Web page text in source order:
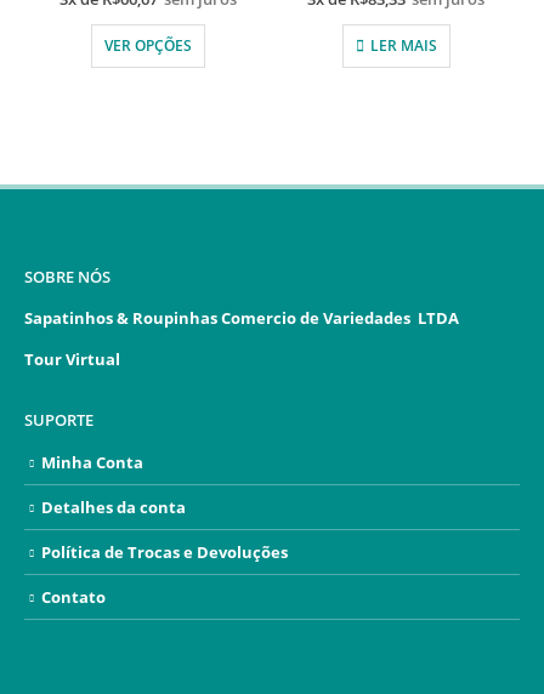
VER OPÇÕES LER MAIS
SOBRE NÓS
Sapatinhos & Roupinhas Comercio de Variedades LTDA
Tour Virtual
SUPORTE
Minha Conta
Detalhes da conta
Política de Trocas e Devoluções
Contato